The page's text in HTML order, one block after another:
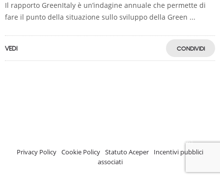
Il rapporto GreenItaly è un’indagine annuale che permette di
fare il punto della situazione sullo sviluppo della Green ...
VEDI CONDIVIDI
Numero di identificazione nel Registro: 2018-57811982-61
Privacy Policy Cookie Policy Statuto Aceper
Incentivi pubblici
associati